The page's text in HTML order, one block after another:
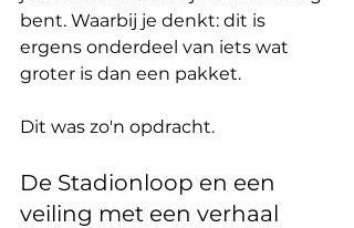
bent. Waarbij je denkt: dit is
ergens onderdeel van iets wat
groter is dan een pakket.
Dit was zo'n opdracht.
De Stadionloop en een
veiling met een verhaal